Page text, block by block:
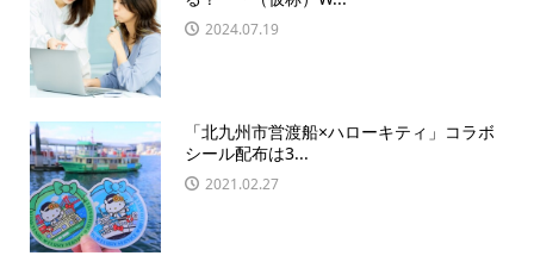
2024.07.19
「北九州市営渡船×ハローキティ」コラボ
シール配布は3...
2021.02.27